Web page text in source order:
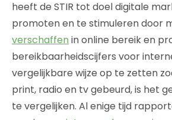
heeft de STIR tot doel digitale
promoten en te stimuleren door
verschaffen in online bereik en
bereikbaarheidscijfers voor
vergelijkbare wijze op te zetten
print, radio en tv gebeurd, is het
te vergelijken. Al enige tijd